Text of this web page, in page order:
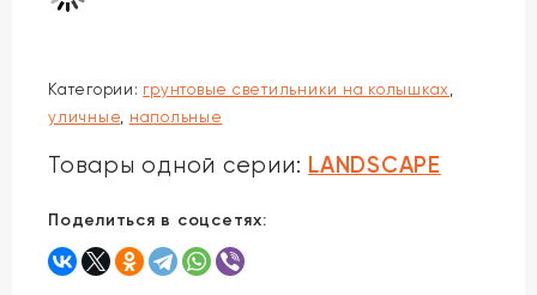
Категории: грунтовые светильники на колышках
уличные напольные
Товары одной серии: LANDSCAPE
Поделиться в соцсетях: